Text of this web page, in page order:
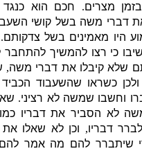
מצרים.חכם הוא כנגד
דברי משה בשל קושי השעבוד
היו מאמינים בשל צדקותם.
כי רצו להמשיך להתחבר לע
שלא קיבלו את דברי משה,
כשראו שהשעבוד הכביד
וחשבו שמשה לא רציני.
לא הסביר את דבריו כמו
דבריו,וכן לא שאלו את
שיתברר להם מה אמר להם.